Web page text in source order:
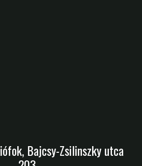
Bajcsy-Zsilinszky utca